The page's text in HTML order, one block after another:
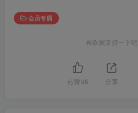
会员专属
喜欢就支持一下吧
点赞 95 分享